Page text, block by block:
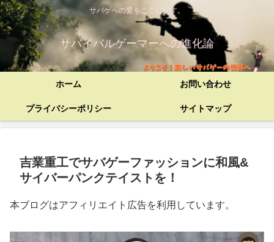
サバゲへの愛をここに記す。
サバイバルゲーマーへの進化論
ホーム お問い合わせ
プライバシーポリシー サイトマップ
吉業重工でサバゲーファッションに和風&
サイバーパンクテイストを！
本ブログはアフィリエイト広告を利用しています。